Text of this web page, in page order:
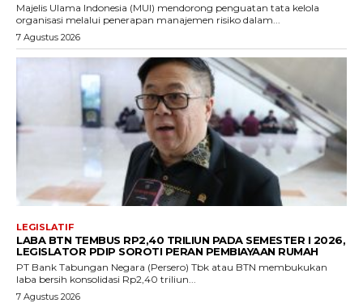
Majelis Ulama Indonesia (MUI) mendorong penguatan tata kelola
organisasi melalui penerapan manajemen risiko dalam...
7 Agustus 2026
LEGISLATIF
LABA BTN TEMBUS RP2,40 TRILIUN PADA SEMESTER I 2026,
LEGISLATOR PDIP SOROTI PERAN PEMBIAYAAN RUMAH
PT Bank Tabungan Negara (Persero) Tbk atau BTN membukukan
laba bersih konsolidasi Rp2,40 triliun...
7 Agustus 2026